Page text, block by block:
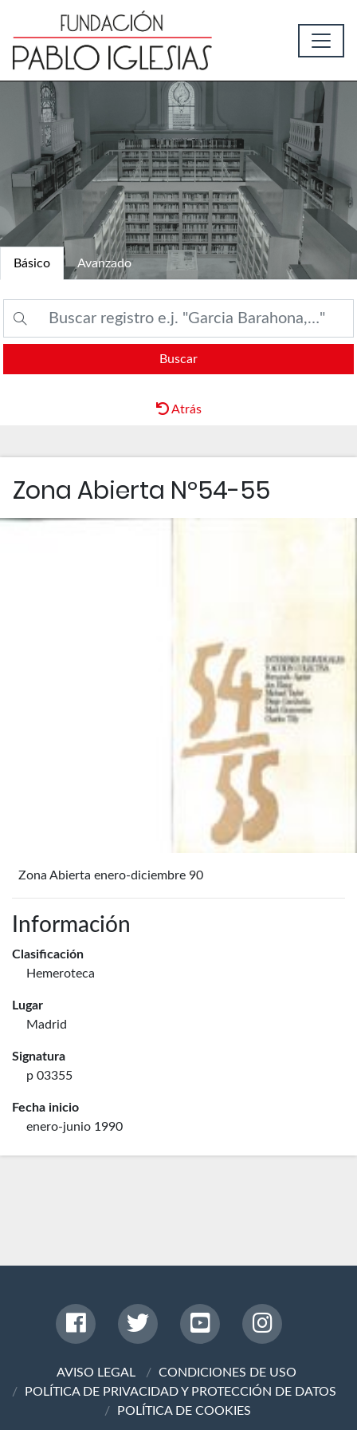
Básico Avanzado
Buscar
Atrás
Zona Abierta Nº54-55
Zona Abierta enero-diciembre 90
Información
Clasificación
Hemeroteca
Lugar
Madrid
Signatura
p 03355
Fecha inicio
enero-junio 1990
AVISO LEGAL
CONDICIONES DE USO
POLÍTICA DE PRIVACIDAD Y PROTECCIÓN DE DATOS
POLÍTICA DE COOKIES